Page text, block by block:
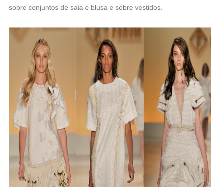
sobre conjuntos de saia e blusa e sobre vestidos.